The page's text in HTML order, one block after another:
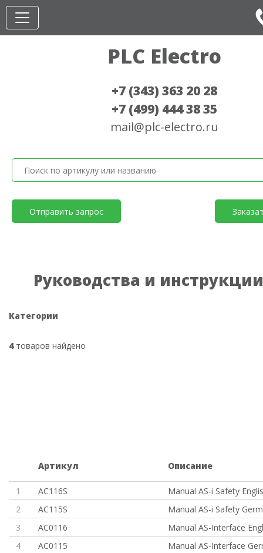
PLC Electro
+7 (343) 363 20 28
+7 (499) 444 38 35
mail@plc-electro.ru
Отправить запрос
Руководства и
Категории
4товаров найдено
Артикул Описание
1 AC116S
Manual AS-i Safety
2
AC115S
Manual AS-i Safety
3
AC0116
Manual AS-Interface
4
AC0115 Manual AS-Interface